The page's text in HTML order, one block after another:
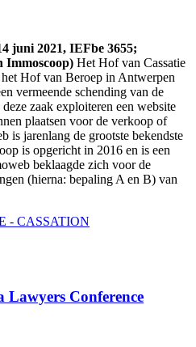
juni 2021, IEFbe 3655;
Immoscoop) Het Hof van Cassatie
Hof van Beroep in Antwerpen
vermeende schending van de
zaak exploiteren een website
plaatsen voor de verkoop of
is jarenlang de grootste bekendste
is opgericht in 2016 en is een
beklaagde zich voor de
(hierna: bepaling A en B) van
- CASSATION
Conference